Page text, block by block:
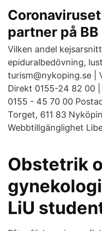
partner på
Vilken andel
epiduralbedövning,
turism@nykoping.se |
Direkt 0155-24 82 00
0155 - 45 70 00
Torget, 611 83
Webbtillgänglighet
Obstetrik
LiU